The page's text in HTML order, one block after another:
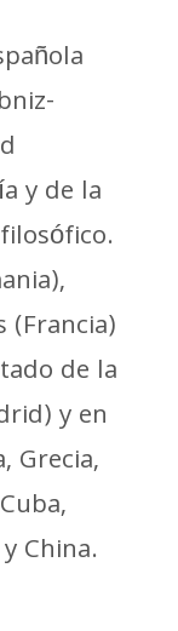
y de la
(Francia)
de la
y en
Grecia,
China.